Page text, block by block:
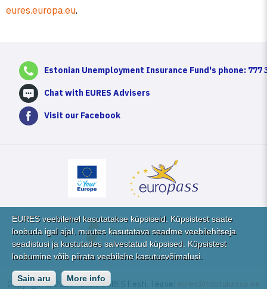
EURES veebilehel kasutatakse küpsiseid. Küpsistest saate
loobuda igal ajal, muutes kasutatava seadme veebilehitseja
seadistusi ja kustutades salvestatud küpsised. Küpsistest
loobumine võib piirata veebilehe kasutusvõimalusi.
Sain aru More info
eures.europa.eu.
Estonian Unemployment Insurance Fund's phone: 777
Chat with EURES Advisers
Visit our Facebook
Copyright © 2004 - 2026 EURES Eesti. Teave: eures@tootukassa.ee